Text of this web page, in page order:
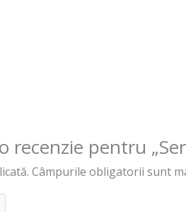
recenzie pentru
Câmpurile obligatorii sunt